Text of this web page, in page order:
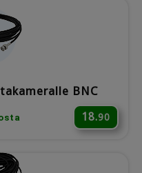
BNC
18.90